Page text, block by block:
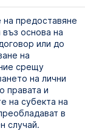
предоставяне
въз основа на
или до
на
срещу
на лични
правата и
на субекта на
в
случай.